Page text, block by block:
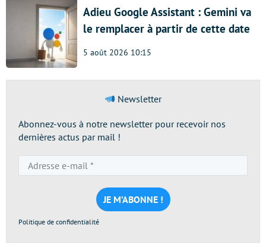
Adieu Google Assistant : Gemini va
le remplacer à partir de cette date
5 août 2026 10:15
Newsletter
Abonnez-vous à notre newsletter pour recevoir nos
dernières actus par mail !
e-
mail
*
Politique de confidentialité